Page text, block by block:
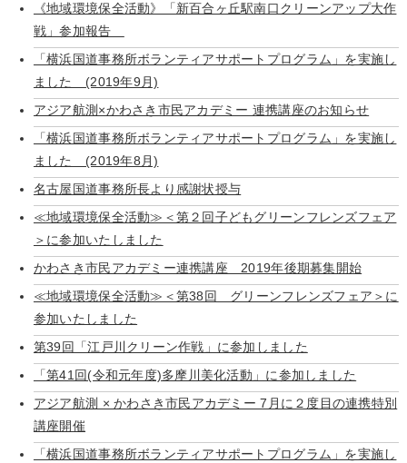
《地域環境保全活動》「新百合ヶ丘駅南口クリーンアップ大作
戦」参加報告
「横浜国道事務所ボランティアサポートプログラム」を実施し
ました (2019年9月)
アジア航測×かわさき市民アカデミー 連携講座のお知らせ
「横浜国道事務所ボランティアサポートプログラム」を実施し
ました (2019年8月)
名古屋国道事務所長より感謝状授与
≪地域環境保全活動≫＜第２回子どもグリーンフレンズフェア
＞に参加いたしました
かわさき市民アカデミー連携講座 2019年後期募集開始
≪地域環境保全活動≫＜第38回 グリーンフレンズフェア＞に
参加いたしました
第39回「江戸川クリーン作戦」に参加しました
「第41回(令和元年度)多摩川美化活動」に参加しました
アジア航測 × かわさき市民アカデミー 7月に２度目の連携特別
講座開催
「横浜国道事務所ボランティアサポートプログラム」を実施し